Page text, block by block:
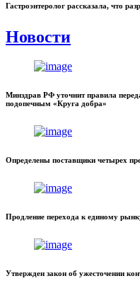
Гастроэнтеролог рассказала, что
Новости
Минздрав РФ уточнит правила
подопечным «Круга добра»
Определены поставщики четырех
Продление перехода к единому
Утвержден закон об ужесточении